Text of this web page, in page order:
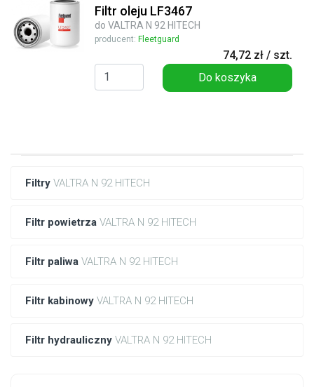
Filtry VALTRA N 92 HITECH
Filtr powietrza VALTRA N 92 HITECH
Filtr paliwa VALTRA N 92 HITECH
Filtr kabinowy VALTRA N 92 HITECH
Filtr hydrauliczny VALTRA N 92 HITECH
Filtr oleju LF3467
do VALTRA N 92 HITECH
producent: Fleetguard
74,72 zł / szt.
Do koszyka